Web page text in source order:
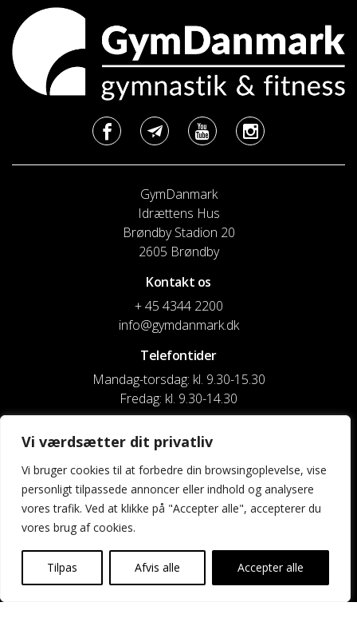
Vi værdsætter dit privatliv
Vi bruger cookies til at forbedre din browsingoplevelse, vise
personligt tilpassede annoncer eller indhold og analysere
vores trafik. Ved at klikke på "Accepter alle", accepterer du
vores brug af cookies.
Tilpas Afvis alle Accepter alle
GymDanmark
Idrættens Hus
Brøndby Stadion 20
2605 Brøndby
Kontakt os
+ 45 4344 2200
info@gymdanmark.dk
Telefontider
Mandag-torsdag: kl. 9.30-15.30
Fredag: kl. 9.30-14.30
CVR nr. 20916818
Reg. & Kontonr.: 4180 3119119022
Privatlivspolitik og cookies
Kontakt os
Kalender